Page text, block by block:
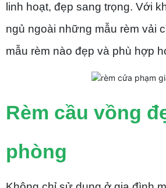
linh hoạt, đẹp sang trọng. Với
ngủ ngoài những mẫu rèm vải
mẫu rèm nào đẹp và phù hợp
Rèm cầu vồng
phòng